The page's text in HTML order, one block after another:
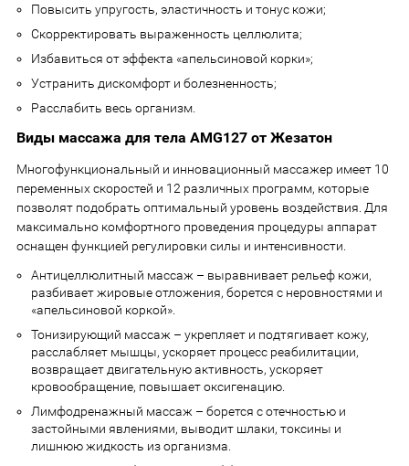
Повысить упругость, эластичность и тонус кожи;
Скорректировать выраженность целлюлита;
Избавиться от эффекта «апельсиновой корки»;
Устранить дискомфорт и болезненность;
Расслабить весь организм.
Виды массажа для тела AMG127 от Жезатон
Многофункциональный и инновационный массажер имеет 10
переменных скоростей и 12 различных программ, которые
позволят подобрать оптимальный уровень воздействия. Для
максимально комфортного проведения процедуры аппарат
оснащен функцией регулировки силы и интенсивности.
Антицеллюлитный массаж – выравнивает рельеф кожи,
разбивает жировые отложения, борется с неровностями и
«апельсиновой коркой».
Тонизирующий массаж – укрепляет и подтягивает кожу,
расслабляет мышцы, ускоряет процесс реабилитации,
возвращает двигательную активность, ускоряет
кровообращение, повышает оксигенацию.
Лимфодренажный массаж – борется с отечностью и
застойными явлениями, выводит шлаки, токсины и
лишнюю жидкость из организма.